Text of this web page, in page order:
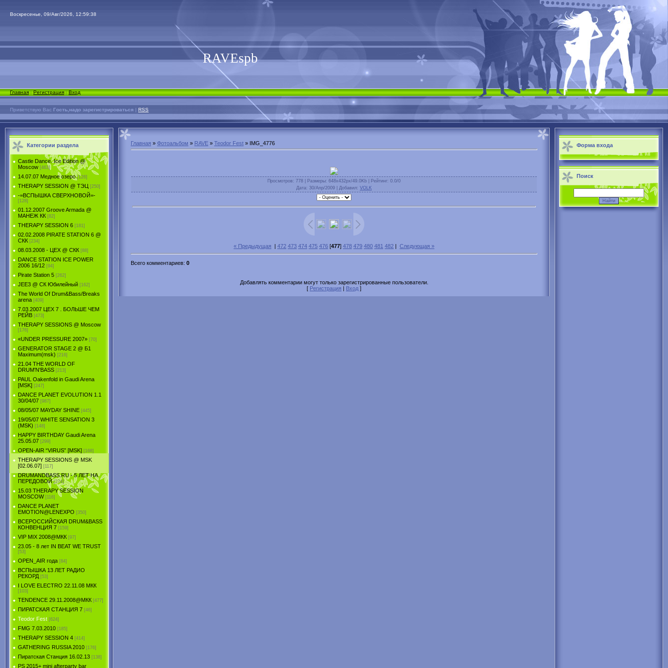
Воскресенье, 09/Авг/2026, 12:59:38
RAVEspb
Главная|Регистрация|Вход
Приветствую Вас Гость,надо зарегистрироваться | RSS
Категории раздела
Castle Dance. Ice Еdition @
Moscow [463]
14.07.07 Медное озеро [126]
THERAPY SESSION @ ТЭЦ [250]
-=ВСПЫШКА СВЕРХНОВОЙ=-
[128]
01.12.2007 Groove Armada @
МАНЕЖ КК [82]
THERAPY SESSION 6 [181]
02.02.2008 PIRATE STATION 6 @
СКК [234]
08.03.2008 - ЦЕХ @ СКК [88]
DANCE STATION ICE POWER
2006 16/12 [94]
Pirate Station 5 [262]
JEE3 @ СК Юбилейный [162]
The World Of Drum&Bass/Breaks
arena [409]
7.03.2007 ЦЕХ 7 . БОЛЬШЕ ЧЕМ
РЕЙВ [473]
THERAPY SESSIONS @ Moscow
[176]
«UNDER PRESSURE 2007» [70]
GENERATOR STAGE 2 @ Б1
Maximum(msk) [216]
21.04 THE WORLD OF
DRUM'N'BASS [213]
PAUL Oakenfold in Gaudi Arena
[MSK] [247]
DANCE PLANET EVOLUTION 1.1
30/04/07 [987]
08/05/07 MAYDAY SHINE [445]
19/05/07 WHITE SENSATION 3
(MSK) [148]
HAPPY BIRTHDAY Gaudi Arena
25.05.07 [299]
OPEN-AIR “VIRUS” [MSK] [168]
THERAPY SESSIONS @ MSK
[02.06.07] [117]
DRUMANDBASS.RU - 5 ЛЕТ НА
ПЕРЕДОВОЙ [274]
15.03 THERAPY SESSION
MOSCOW [116]
DANCE PLANET
EMOTION@LENEXPO [350]
ВСЕРОССИЙСКАЯ DRUM&BASS
КОНВЕНЦИЯ 7 [159]
VIP MIX 2008@МКК [97]
23.05 - 8 лет IN BEAT WE TRUST
[53]
OPEN_AIR года [84]
ВСПЫШКА 13 ЛЕТ РАДИО
РЕКОРД [53]
I LOVE ELECTRO 22.11.08 МКК
[103]
TENDЕNCE 29.11.2008@МКК [477]
ПИРАТСКАЯ СТАНЦИЯ 7 [46]
Teodor Fest [624]
FMG 7.03.2010 [185]
THERAPY SESSION 4 [414]
GATHERING RUSSIA 2010 [176]
Пиратская Станция 16.02.13 [138]
PS 2015+ mini afterparty bar
Главная » Фотоальбом » RAVE » Teodor Fest » IMG_4776
Просмотров: 778 | Размеры: 648x432px/49.0Kb | Рейтинг: 0.0/0
Дата : 30/Апр/2009 | Добавил: VOLK
« Предыдущая | 472 473 474 475 476 [477] 478 479 480 481 482 | Следующая »
Всего комментариев: 0
Добавлять комментарии могут только зарегистрированные пользователи.
[ Регистрация Вход ]
Форма входа
Поиск